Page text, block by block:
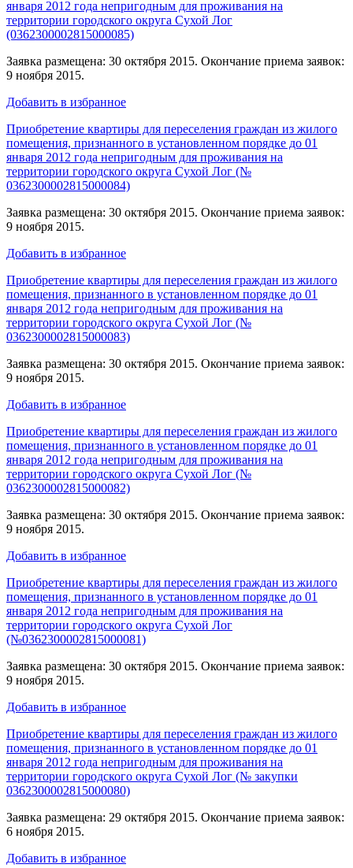
января 2012 года непригодным для проживания на
территории городского округа Сухой Лог
(0362300002815000085)
Заявка размещена: 30 октября 2015. Окончание приема заявок:
9 ноября 2015.
Добавить в избранное
Приобретение квартиры для переселения граждан из жилого
помещения, признанного в установленном порядке до 01
января 2012 года непригодным для проживания на
территории городского округа Сухой Лог (№
0362300002815000084)
Заявка размещена: 30 октября 2015. Окончание приема заявок:
9 ноября 2015.
Добавить в избранное
Приобретение квартиры для переселения граждан из жилого
помещения, признанного в установленном порядке до 01
января 2012 года непригодным для проживания на
территории городского округа Сухой Лог (№
0362300002815000083)
Заявка размещена: 30 октября 2015. Окончание приема заявок:
9 ноября 2015.
Добавить в избранное
Приобретение квартиры для переселения граждан из жилого
помещения, признанного в установленном порядке до 01
января 2012 года непригодным для проживания на
территории городского округа Сухой Лог (№
0362300002815000082)
Заявка размещена: 30 октября 2015. Окончание приема заявок:
9 ноября 2015.
Добавить в избранное
Приобретение квартиры для переселения граждан из жилого
помещения, признанного в установленном порядке до 01
января 2012 года непригодным для проживания на
территории городского округа Сухой Лог
(№0362300002815000081)
Заявка размещена: 30 октября 2015. Окончание приема заявок:
9 ноября 2015.
Добавить в избранное
Приобретение квартиры для переселения граждан из жилого
помещения, признанного в установленном порядке до 01
января 2012 года непригодным для проживания на
территории городского округа Сухой Лог (№ закупки
0362300002815000080)
Заявка размещена: 29 октября 2015. Окончание приема заявок:
6 ноября 2015.
Добавить в избранное